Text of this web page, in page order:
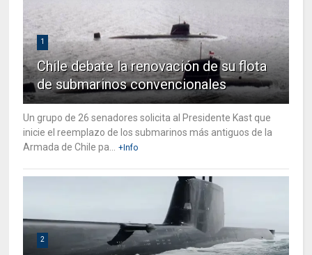
1
Chile debate la renovación de su flota
de submarinos convencionales
Un grupo de 26 senadores solicita al Presidente Kast que
inicie el reemplazo de los submarinos más antiguos de la
Armada de Chile pa...
+Info
2